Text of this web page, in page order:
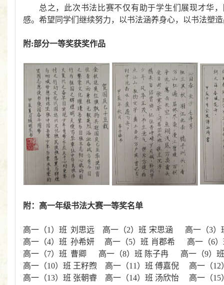
总之，此次书法比赛不仅有助于学生们展现才华
感。希望同学们继续努力，以书法涵养身心，以书法塑
附:部分一等奖获奖作品
附：高一年级书法大赛一等奖名单
高一（1 ）班 刘思远 高一（2）班 宋思涵 高一（3）
高一（4）班 孙希妍 高一（5）班 肖郡希 高一（6
高一（7）班 曹卿 高一（8）班 陈子冉 高一（9）班
高一（10）班 王籽煦 高一（11 ）班 傅嘉倪 高一（12
高一（13）班 张朝睿 高一（14）班 汤欣怡 高一（15